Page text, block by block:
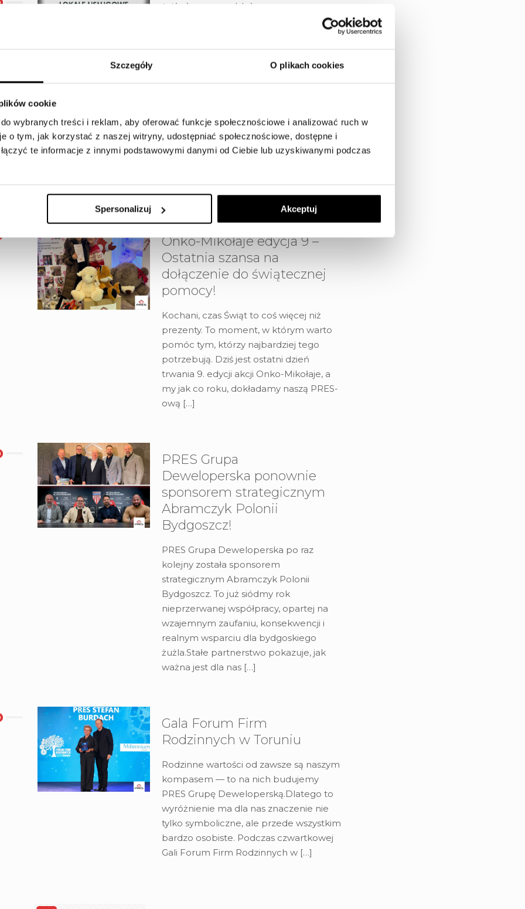
Szczegóły O plikach cookies
cookie
wybranych treści i reklam, aby oferować funkcje społecznościowe i analizować ruch w
o tym, jak korzystać z naszej witryny, udostępniać społecznościowe, dostępne i
te informacje z innymi podstawowymi danymi od Ciebie lub uzyskiwanymi podczas
Spersonalizuj Akceptuj
Miejsce pod biznes w
Bydgoszczy? Poznaj lokale
Szukasz miejsca na biznes, które
Nowych Horyzontów to jedna z
najbardziej obiecujących lokalizacji na
Bartodziejach. Dlaczego ta oferta tak
przedsiębiorców?[…]
Onko-Mikołaje edycja 9 –
Ostatnia szansa na
dołączenie do świątecznej
pomocy!
Kochani, czas Świąt to coś więcej niż
prezenty. To moment, w którym warto
pomóc tym, którzy najbardziej tego
potrzebują. Dziś jest ostatni dzień
trwania 9. edycji akcji Onko-Mikołaje, a
my jak co roku, dokładamy naszą PRES-
ową […]
PRES Grupa
Deweloperska ponownie
sponsorem strategicznym
Abramczyk Polonii
Bydgoszcz!
PRES Grupa Deweloperska po raz
kolejny została sponsorem
strategicznym Abramczyk Polonii
Bydgoszcz. To już siódmy rok
nieprzerwanej współpracy, opartej na
wzajemnym zaufaniu, konsekwencji i
realnym wsparciu dla bydgoskiego
żużla.Stałe partnerstwo pokazuje, jak
ważna jest dla nas […]
Gala Forum Firm
Rodzinnych w Toruniu
Rodzinne wartości od zawsze są naszym
kompasem — to na nich budujemy
PRES Grupę Deweloperską.Dlatego to
wyróżnienie ma dla nas znaczenie nie
tylko symboliczne, ale przede wszystkim
bardzo osobiste. Podczas czwartkowej
Gali Forum Firm Rodzinnych w […]